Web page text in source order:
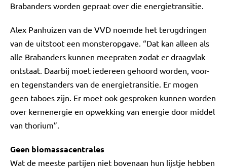
Brabanders worden gepraat over die energietransitie.
Alex Panhuizen van de VVD noemde het terugdringen
van de uitstoot een monsteropgave. “Dat kan alleen als
alle Brabanders kunnen meepraten zodat er draagvlak
ontstaat. Daarbij moet iedereen gehoord worden, voor-
en tegenstanders van de energietransitie. Er mogen
geen taboes zijn. Er moet ook gesproken kunnen worden
over kernenergie en opwekking van energie door middel
van thorium”.
Geen biomassacentrales
Wat de meeste partijen niet bovenaan hun lijstje hebben